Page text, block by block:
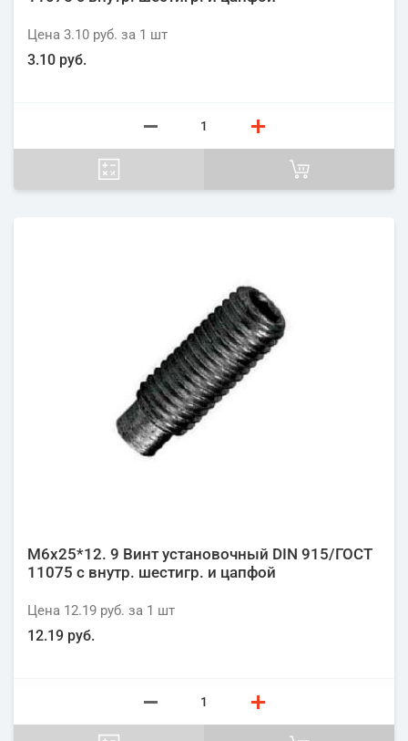
Цена 3.10 руб. за 1 шт
3.10 руб.
М6х25*12. 9 Винт установочный DIN 915/ГОСТ
11075 с внутр. шестигр. и цапфой
Цена 12.19 руб. за 1 шт
12.19 руб.